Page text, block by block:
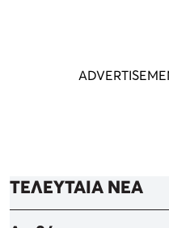
ΤΕΛΕΥΤΑΙΑ ΝΕΑ